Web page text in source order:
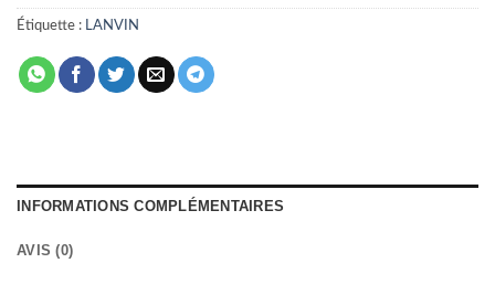
Étiquette : LANVIN
INFORMATIONS COMPLÉMENTAIRES
AVIS (0)